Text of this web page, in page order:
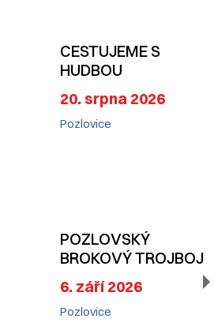
CESTUJEME S
HUDBOU
20. srpna 2026
Pozlovice
POZLOVSKÝ
BROKOVÝ TROJBOJ
6. září 2026
Pozlovice